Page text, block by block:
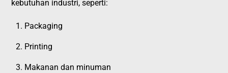
kebutuhan industri, seperti:
Packaging
Printing
Makanan dan minuman